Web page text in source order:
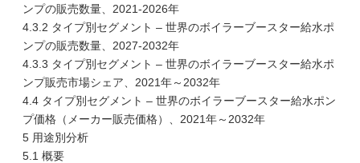
ンプの販売数量、2021-2026年
4.3.2 タイプ別セグメント – 世界のボイラーブースター給水ポ
ンプの販売数量、2027-2032年
4.3.3 タイプ別セグメント – 世界のボイラーブースター給水ポ
ンプ販売市場シェア、2021年～2032年
4.4 タイプ別セグメント – 世界のボイラーブースター給水ポン
プ価格（メーカー販売価格）、2021年～2032年
5 用途別分析
5.1 概要